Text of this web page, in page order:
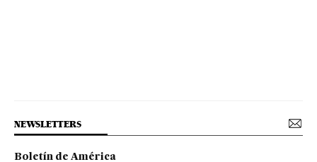
NEWSLETTERS
Boletín de América